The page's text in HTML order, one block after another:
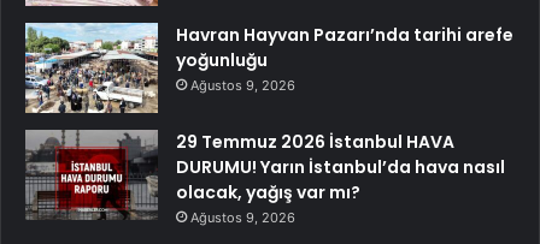
Havran Hayvan Pazarı’nda tarihi arefe
yoğunluğu
Ağustos 9, 2026
29 Temmuz 2026 İstanbul HAVA
DURUMU! Yarın İstanbul’da hava nasıl
olacak, yağış var mı?
Ağustos 9, 2026